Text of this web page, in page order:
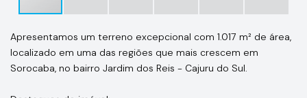
Apresentamos um terreno excepcional com 1.017 m² de área,
localizado em uma das regiões que mais crescem em
Sorocaba, no bairro Jardim dos Reis - Cajuru do Sul.